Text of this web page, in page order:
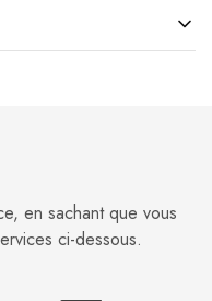
en sachant que vous
ci-dessous.